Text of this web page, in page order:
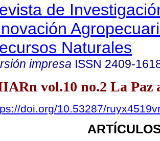
de
Naturales
impresa ISSN 2409-
vol.10 no.2 La Paz
doi.org/10.53287/